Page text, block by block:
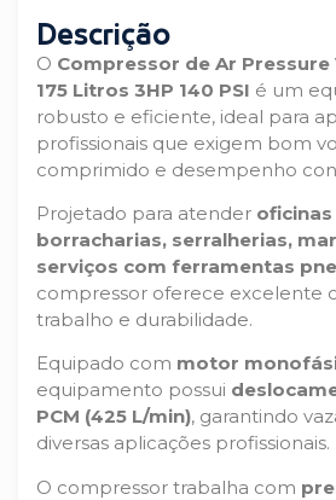
Descrição
O Compressor de Ar Pressure
175 Litros 3HP 140 PSI é um
robusto e eficiente, ideal para
profissionais que exigem bom
comprimido e desempenho
Projetado para atender
borracharias, serralherias,
serviços com ferramentas
compressor oferece excelente
trabalho e durabilidade.
Equipado com motor
equipamento possui
PCM (425 L/min), garantindo
diversas aplicações profissionais.
O compressor trabalha com